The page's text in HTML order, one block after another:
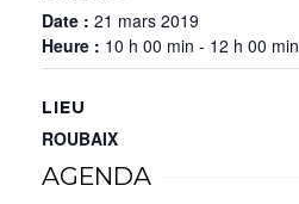
Date : 21 mars 2019
Heure : 10 h 00 min - 12 h 00 min
LIEU
ROUBAIX
AGENDA